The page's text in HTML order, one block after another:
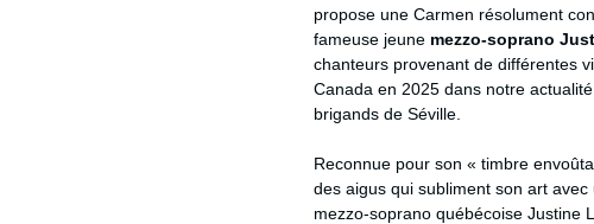
propose une Carmen résolument
fameuse jeune mezzo-soprano
chanteurs provenant de différentes
Canada en 2025 dans notre
brigands de Séville.
Reconnue pour son « timbre
des aigus qui subliment son art
mezzo-soprano québécoise Justine